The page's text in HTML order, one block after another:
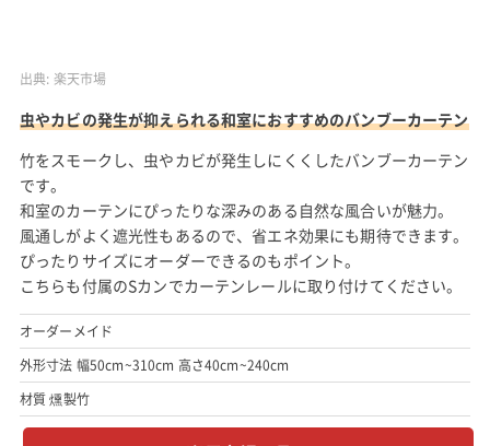
出典: 楽天市場
虫やカビの発生が抑えられる和室におすすめのバンブーカーテン
竹をスモークし、虫やカビが発生しにくくしたバンブーカーテン
です。
和室のカーテンにぴったりな深みのある自然な風合いが魅力。
風通しがよく遮光性もあるので、省エネ効果にも期待できます。
ぴったりサイズにオーダーできるのもポイント。
こちらも付属のSカンでカーテンレールに取り付けてください。
オーダーメイド
外形寸法 幅50cm~310cm 高さ40cm~240cm
材質 燻製竹